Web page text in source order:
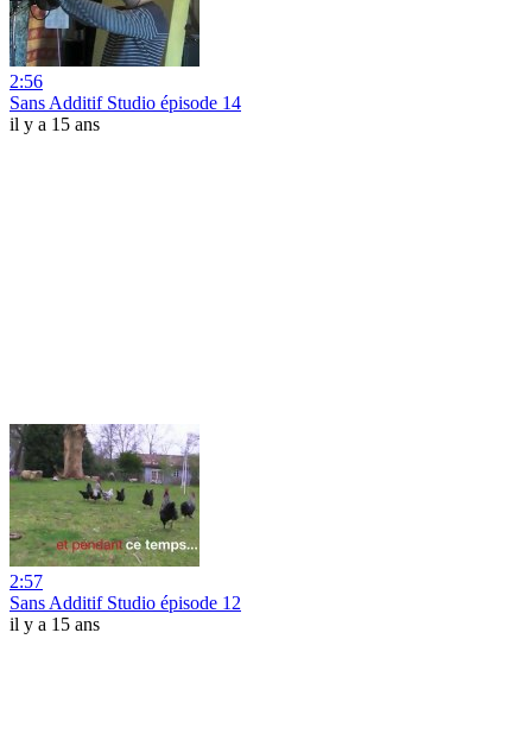
2:56
Sans Additif Studio épisode 14
il y a 15 ans
2:57
Sans Additif Studio épisode 12
il y a 15 ans